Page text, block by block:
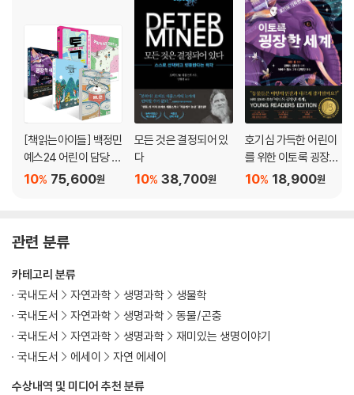
[책읽는아이들] 백정민
예스24 어린이 담당 P
D 추천 초등 5~6학년
75,600원
10%
모든 것은 결정되어 있
다
38,700원
10%
호기심 가득한 어린이
를 위한 이토록 굉장한
세계 18,900원
10%
관련 분류
수상내역 및 미디어 추천 분류
카테고리 분류
국내도서
자연과학 생명과학
생물학
국내도서
자연과학 생명과학
동물/곤충
국내도서
자연과학 생명과학
재미있는 생명이야기
국내도서
에세이 자연 에세이